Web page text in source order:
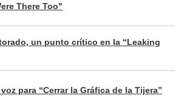
There Too"
un punto crítico en la “Leaking
para “Cerrar la Gráfica de la Tijera”